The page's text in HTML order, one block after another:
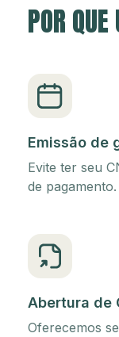
POR
Emissão de
Evite ter seu
de pagamento.
Abertura de
Oferecemos